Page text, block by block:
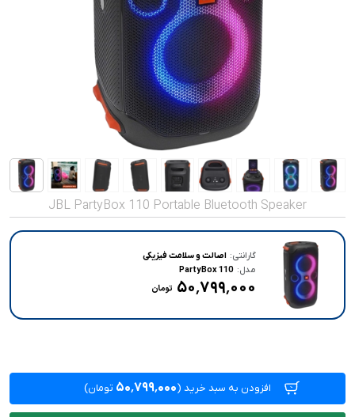
قیمت روز
محصولات کارکرده
تماس با ما
JBL PartyBox 110 Portable Bluetooth Speaker
گارانتی: اصالت و سلامت فیزیکی
مدل: PartyBox 110
۵۰٬۷۹۹٬۰۰۰
افزودن به سبد خرید (۵۰٬۷۹۹٬۰۰۰ تومان)